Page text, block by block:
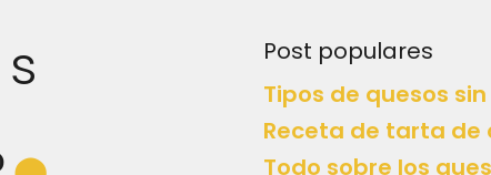
Post populares
Tipos de quesos
Receta de tarta de
Todo sobre los